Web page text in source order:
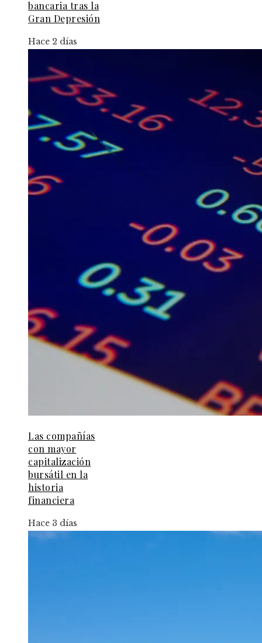
bancaria tras la
Gran Depresión
Hace 2 días
Las compañías
con mayor
capitalización
bursátil en la
historia
financiera
Hace 3 días